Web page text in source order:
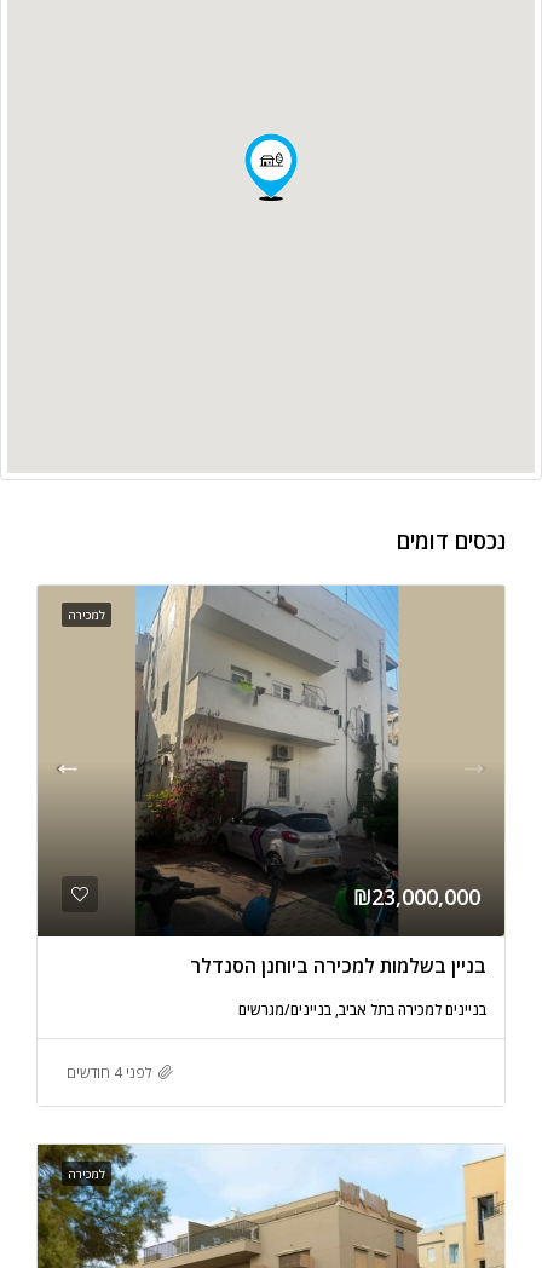
נכסים דומים
למכירה
₪23,000,000
בניין בשלמות למכירה ביוחנן הסנדלר
בניינים למכירה בתל אביב, בניינים/מגרשים
לפני 4 חודשים
למכירה